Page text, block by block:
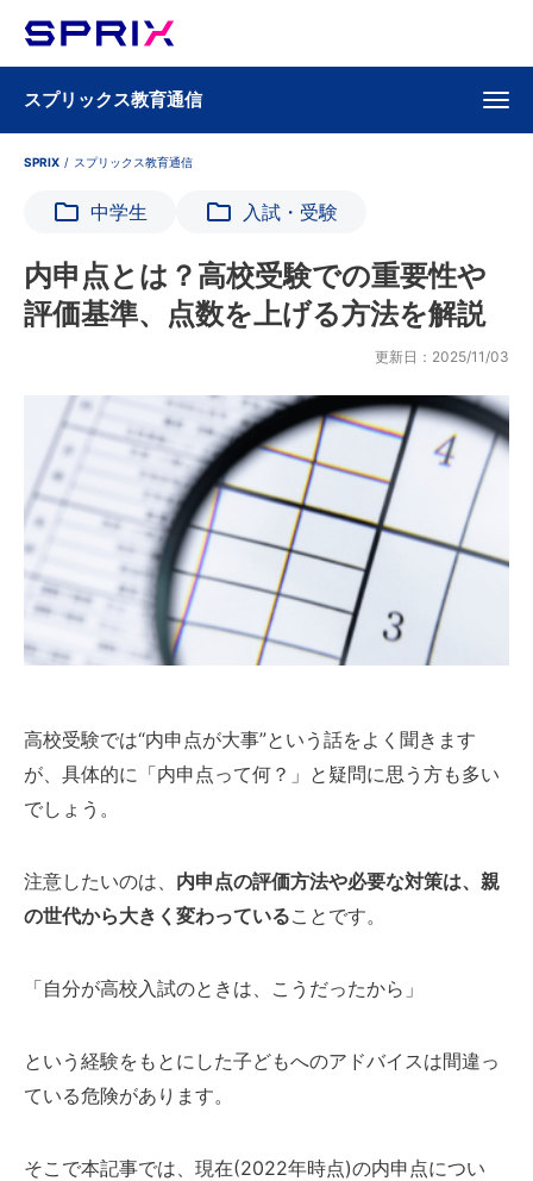
スプリックス教育通信
SPRIX / スプリックス教育通信
中学生 入試・受験
内申点とは？高校受験での重要性や
評価基準、点数を上げる方法を解説
更新日：2025/11/03
高校受験では“内申点が大事”という話をよく聞きます
が、具体的に「内申点って何？」と疑問に思う方も多い
でしょう。
注意したいのは、 内申点の評価方法や必要な対策は、親
の世代から大きく変わっていることです。
「自分が高校入試のときは、こうだったから」
という経験をもとにした子どもへのアドバイスは間違っ
ている危険があります。
そこで本記事では、現在(2022年時点)の内申点につい